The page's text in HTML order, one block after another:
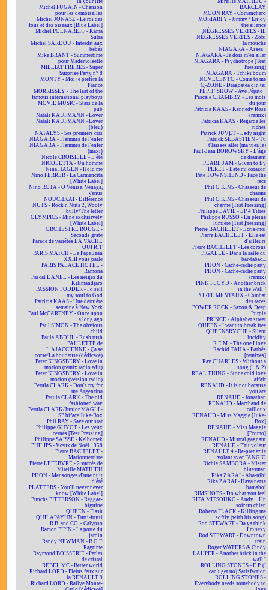
in your life
Michel FUGAIN - Chanson
pour les demoiselles
Michel JONASZ - Le roi des
fous et des oiseaux [Blue Label]
Michel POLNAREFF - Kama
Sutra
Michel SARDOU - Interdit aux
bébés
Mike BRANT - Summertime
pour Mademoiselle
MILLIAT FRÈRES - Super
Surprise Party n° 8
MONTY - Moi je préfère la
France
MORRISSEY - The last of the
famous international playboys
MOVIE MUSIC - Stars de la
pub
Natali KAUFMANN - Lover
Natali KAUFMANN - Lover
(bleu)
NATALYS - Ses premiers cris
NIAGARA - Flammes de l'enfer
NIAGARA - Flammes de l'enfer
(maxi)
Nicole CROISILLE - L'été
NICOLETTA - Un homme
Nina HAGEN - Hold me
Nino FERRER - La Carmencita
[White Label]
Nino ROTA - O Venise, Venaga,
Venus
NOUCHKAÏ - Différence
NUTS - Rock'n'Nuts 2, Wooly
bully/The letter
OLYMPICS - Mine exclusively
[White Label]
ORCHESTRE ROUGE -
Seconds grate
Parade de variétés LA VACHE
QUI RIT
PARIS MATCH - Le Pape Jean
XXIII vous parle
PARIS PALACE HOTEL -
Ramona
Pascal DANEL - Les neiges du
Kilimandjaro
PASSION FODDER - I'd sell
my soul to God
Patricia KAAS - Une dernière
semaine à New York
Paul McCARTNEY - Once upon
a long ago
Paul SIMON - The obvious
child
Paula ABDUL - Rush rush
PAULETTE de
L'AJACCIENNE - Ça se
corse/La boudeuse (dédicacé)
Peter KINGSBERY - Love in
motion (remix radio edit)
Peter KINGSBERY - Love in
motion (version radio)
Petula CLARK - Don't cry for
me Argentina
Petula CLARK - The old
fashioned way
Petula CLARK/Junior MAGLI -
SP biface Juke-Box
Phil RAY - Save our star
Philippe GUYOT - Les yeux
cernés [Test Pressing]
Philippe SAISSE - Kelbomek
PHILIPS - Vœux de Noël 1958
Pierre BACHELET -
Marionnettiste
Pierre LEFEBVRE - 2 succès de
Mireille MATHIEU
PIJON - Mensonges d'une nuit
d'été
PLATTERS - You'll never never
know [White Label]
Punchs PITTERSON - Reggae-
biguine
QUEEN - Flash
QUILAPAYUN - Tutti-frutti
R.B. and CO. - Calypso
Ramon PIPIN - La porte du
jardin
Randy NEWMAN - B.O.F.
Ragtime
Raymond BOISSERIE - Perles
de cristal
REBEL MC - Better world
Richard LORD - Pleins feux sur
la RENAULT 9
Richard LORD - Rallye Monte-
Mireille MATHIEU -
BARCLAY
MOON RAY - Comanchero
MORIARTY - Jimmy / Enjoy
the silence
NÉGRESSES VERTES - IL
NÉGRESSES VERTES - Zobi
la mouche
NIAGARA - Assez !
NIAGARA - Je dois m'en aller
NIAGARA - Psychotrope [Test
Pressing]
NIAGARA - Tchiki boum
NOVECENTO - Come to me
O-ZONE - Dragostea din teï
PÉPIT' SHOW - Aye Pépito !
Pascale CHAMBRY - Les mots
du jour
Patricia KAAS - Kennedy Rose
(remix)
Patricia KAAS - Regarde les
riches
Patrick JUVET - Lady night
Patrick SÉBASTIEN - Tu
t'laisses aller (ma vieille)
Paul-Jean BOROWSKY - L'âge
de diamant
PEARL JAM - Given to fly
PERET - Late mi corazon
Pete TOWNSHEND - Face the
face
Phil O'KINS - Chasseur de
charme
Phil O'KINS - Chasseur de
charme [Test Pressing]
Philippe LAVIL - EP 4 Titres
Philippe RUSSO - En pleine
lumière [Test Pressing]
Pierre BACHELET - Écris-moi
Pierre BACHELET - Elle est
d'ailleurs
Pierre BACHELET - Les corons
PIGALLE - Dans la salle du
bar-tabac...
PIJON - Cache-cache party
PIJON - Cache-cache party
(remix)
PINK FLOYD - Another brick
in the Wall ²
PORTE MENTAUX - Combat
des races
POWER ROCK - Saxon & Deep
Purple
PRINCE - Alphabet street
QUEEN - I want to break free
QUEENSRYCHE - Silent
lucidity
R.E.M. - The one I love
Rachid TAHA - Barbès
[remixes]
Ray CHARLES - Without a
song (1 & 2)
REAL THING - Stone cold love
affair
RENAUD - It is not because
you are
RENAUD - Jonathan
RENAUD - Marchand de
cailloux
RENAUD - Miss Maggie [Juke-
Box]
RENAUD - Miss Maggie
[Promo]
RENAUD - Mistral gagnant
RENAUD - P'tit voleur
RENAULT 4 - Re-prenez le
volant avec FANGIO
Richie SAMBORA - Mister
bluesman
Rika ZARAÏ - Aba-nibi
Rika ZARAÏ - Hava netse
bamahol
RIMSHOTS - Do what you feel
RITA MITSOUKO - Andy + Un
soir un chien
Roberta FLACK - Killing me
softly (with his song)
Rod STEWART - Da ya think
I'm sexy
Rod STEWART - Downtown
train
Roger WATERS & Cindy
LAUPER - Another brick in the
wall ²
ROLLING STONES - E.P. (I
can't get no) Satisfaction
ROLLING STONES -
Everybody needs somebody to